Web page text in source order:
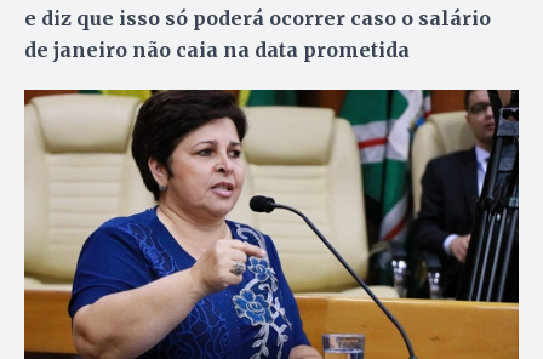
e diz que isso só poderá ocorrer caso o salário
de janeiro não caia na data prometida